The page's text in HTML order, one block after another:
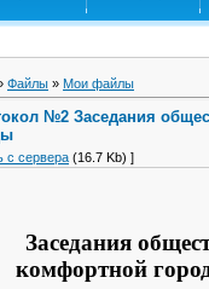
Файлы » Мои файлы
№2 Заседания
с сервера (16.7 Kb) ]
Заседания
комфортной